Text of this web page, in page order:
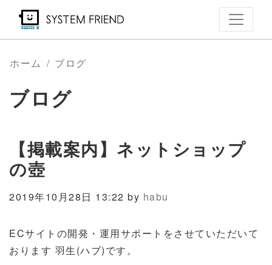
ン
コ
動
ホーム ブログ
ブログ
【掲載案内】ネットショップ
の壺
2019年10月28日 13:22 by habu
ECサイトの開発・運用サポートをさせていただいて
おります 羽生(ハブ)です。